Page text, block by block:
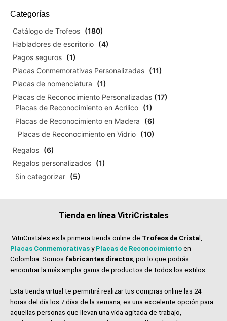
Categorías
Catálogo de Trofeos (180)
Habladores de escritorio (4)
Pagos seguros (1)
Placas Conmemorativas Personalizadas (11)
Placas de nomenclatura
(1)
Placas de Reconocimiento Personalizadas (17)
Placas de Reconocimiento en Acrílico (1)
Placas de Reconocimiento en Madera
(6)
Placas de Reconocimiento en Vidrio (10)
Regalos (6)
Regalos personalizados (1)
Sin categorizar (5)
Tienda en línea VitriCristales
VitriCristales es la primera tienda online de Trofeos de Crista
Placas Conmemorativas y Placas de Reconocimiento en
Colombia. Somos fabricantes directos , por lo que podrás
encontrar la más amplia gama de productos de todos los estilos.
Esta tienda virtual te permitirá realizar tus compras online las 24
horas del día los 7 días de la semana, es una excelente opción para
aquellas personas que llevan una vida agitada de trabajo,